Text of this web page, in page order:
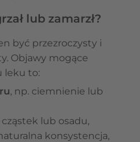
lub zamarzł?
być przezroczysty i
Objawy mogące
leku to:
, np. ciemnienie lub
lub osadu,
konsystencja,